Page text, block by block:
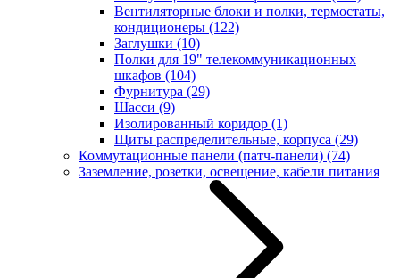
Вентиляторные блоки и полки, термостаты,
кондиционеры (122)
Заглушки (10)
Полки для 19" телекоммуникационных
шкафов (104)
Фурнитура (29)
Шасси (9)
Изолированный коридор (1)
Щиты распределительные, корпуса (29)
Коммутационные панели (патч-панели) (74)
Заземление, розетки, освещение, кабели питания